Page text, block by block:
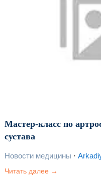
Мастер-класс по
сустава
Новости медицины ·
Читать далее →